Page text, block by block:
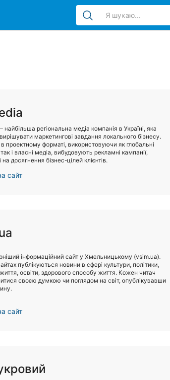
регіональна медіа компанія в Україні, яка
маркетингові завдання локального бізнесу.
проектному форматі, використовуючи як глобальні
і власні медіа, вибудовують рекламні кампанії,
досягнення бізнес-цілей клієнтів.
сайт
інформаційний сайт у Хмельницькому (vsim.ua).
публікуються новини в сфері культури, політики,
життя, освіти, здорового способу життя. Кожен читач
своєю думкою чи поглядом на світ, опублікувавши
сайт